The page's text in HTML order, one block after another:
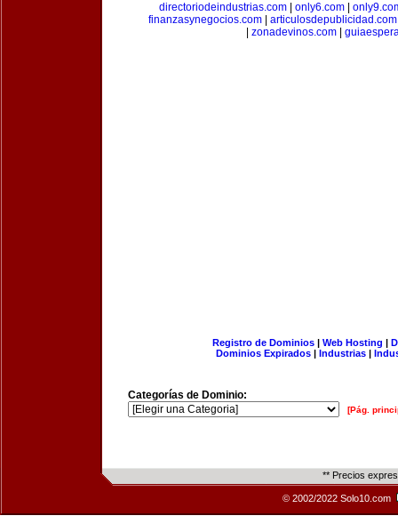
directoriodeindustrias.com| only6.com|
finanzasynegocios.com| articulosdepublicidad.com
zonadevinos.com|
Registro de Dominios| Web Hosting |
Dominios Expirados | Industrias |
Categorías de Dominio:
[Pág.
** Precios
© 2002/2022 Solo10.com